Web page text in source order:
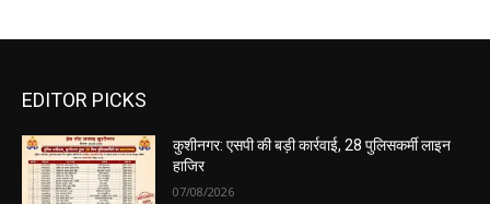
EDITOR PICKS
कुशीनगर: एसपी की बड़ी कार्रवाई, 28 पुलिसकर्मी लाइन
हाजिर
07/08/2026